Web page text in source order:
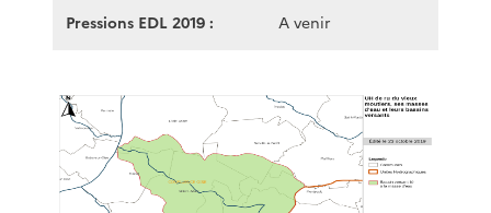
Pressions EDL 2019 : A venir